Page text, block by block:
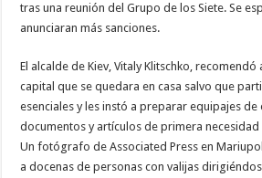
tras una reunión del Grupo de los Siete. Se
anunciaran más sanciones.
El alcalde de Kiev, Vitaly Klitschko,
capital que se quedara en casa salvo que
esenciales y les instó a preparar equipajes de
documentos y artículos de primera
Un fotógrafo de Associated Press en
a docenas de personas con valijas